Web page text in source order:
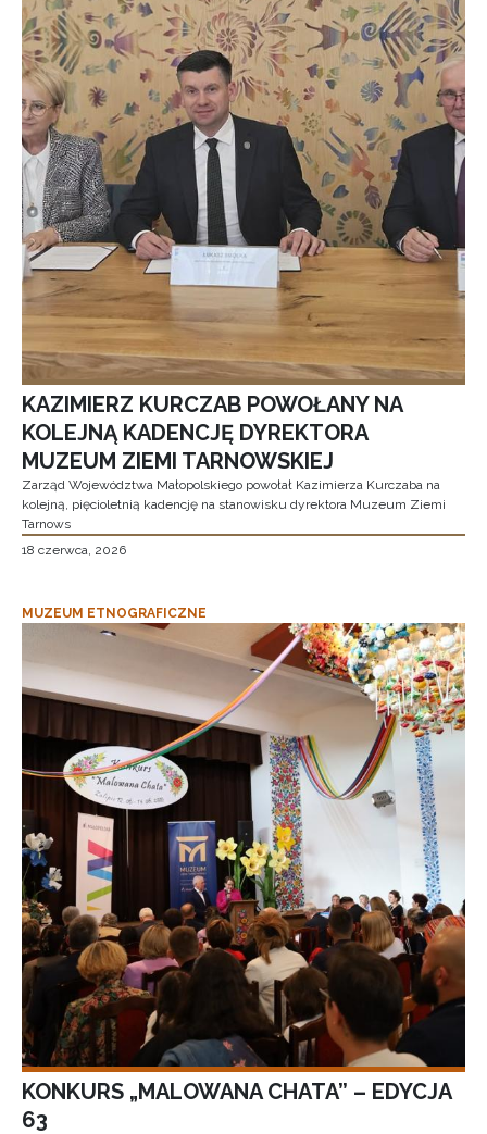
KAZIMIERZ KURCZAB POWOŁANY NA
KOLEJNĄ KADENCJĘ DYREKTORA
MUZEUM ZIEMI TARNOWSKIEJ
Zarząd Województwa Małopolskiego powołał Kazimierza Kurczaba na
kolejną, pięcioletnią kadencję na stanowisku dyrektora Muzeum Ziemi
Tarnows
18 czerwca, 2026
MUZEUM ETNOGRAFICZNE
KONKURS „MALOWANA CHATA” – EDYCJA
63